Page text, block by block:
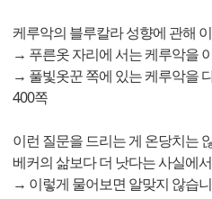
케루악의 블루칼라 성향에 관해
→ 푸른옷 자리에 서는 케루악을
→ 풀빛옷꾼 쪽에 있는 케루악을
400쪽
이런 질문을 드리는 게 온당치는
베커의 삶보다 더 낫다는 사실에
→ 이렇게 물어보면 알맞지 않습